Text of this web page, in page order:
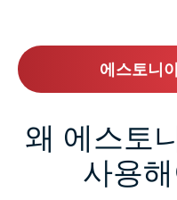
에스토니
왜 에스토
사용